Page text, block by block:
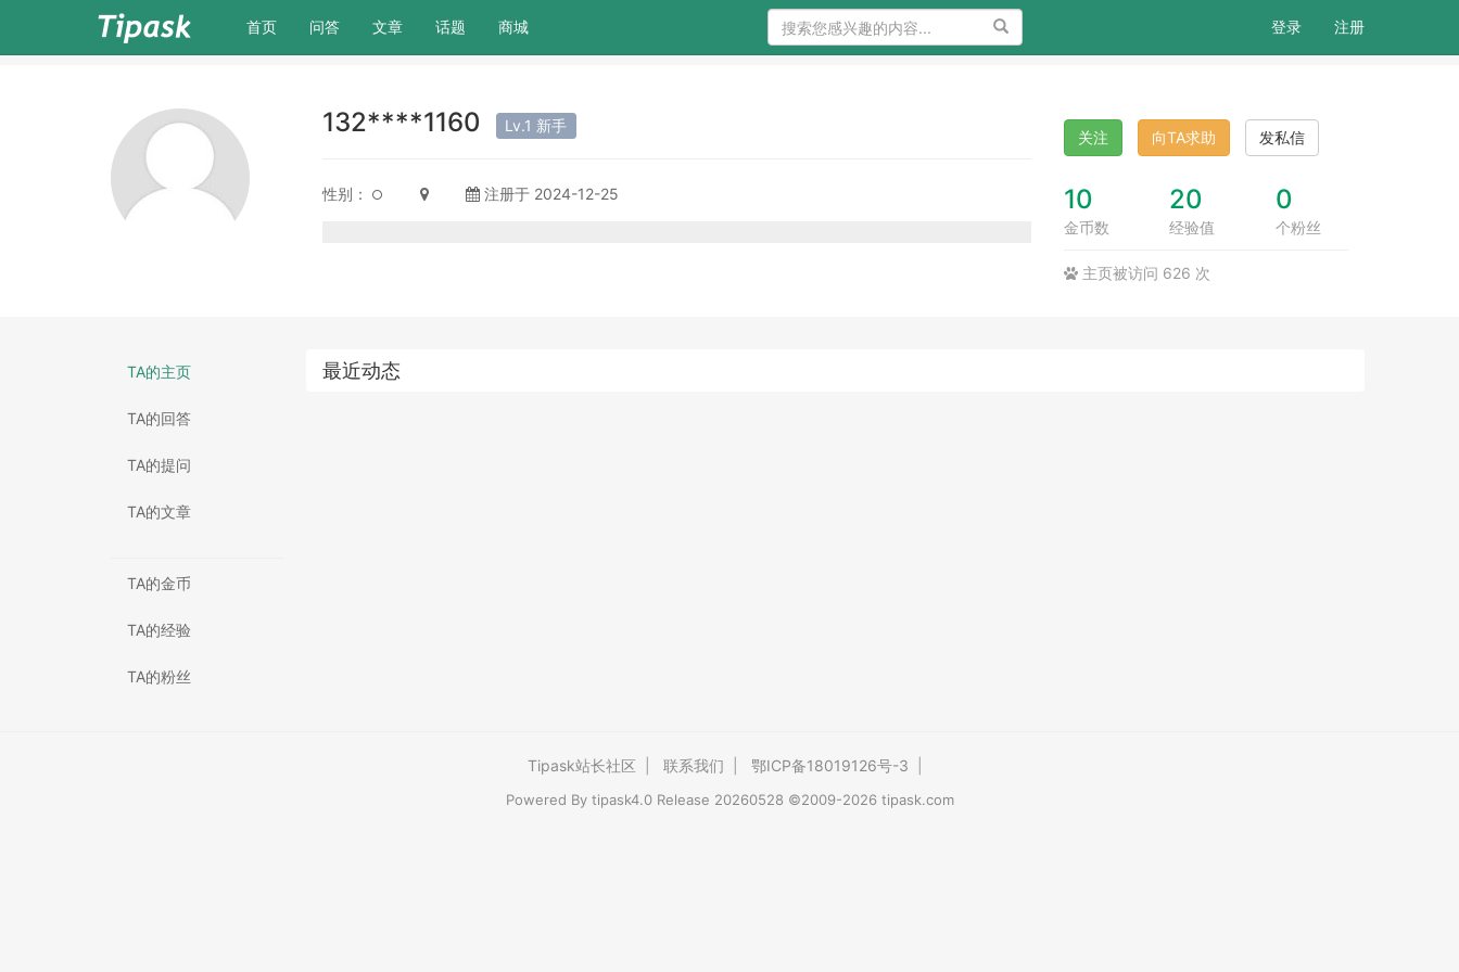
首页(current)
问答 文章 话题 商城 搜索 登录 注册
132****1160 Lv.1 新手
性别： 注册于 2024-12-25
关注 向TA求助 发私信
10
金币数
20
经验值
0
个粉丝
主页被访问 626 次
TA的主页
TA的回答
TA的提问
TA的文章
TA的金币
TA的经验
TA的粉丝
最近动态
Tipask站长社区 联系我们 鄂ICP备18019126号-3
Powered By tipask4.0Release 20260528 ©2009-2026 tipask.com